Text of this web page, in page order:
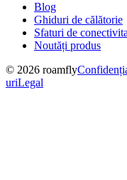
Blog
Ghiduri de călătorie
Sfaturi de
Noutăți produs
© 2026 roamfly
uriLegal